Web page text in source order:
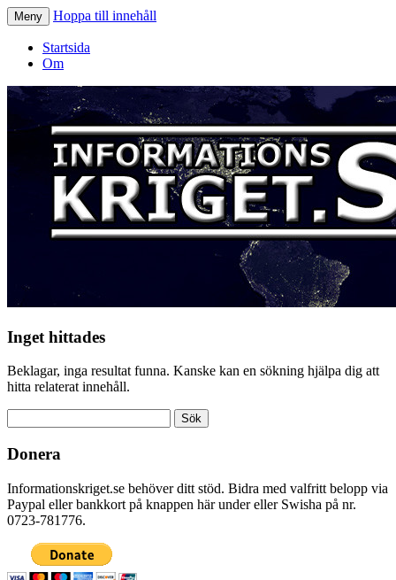
Informationskriget.se
Meny Hoppa till innehåll
Startsida
Om
Inget hittades
Beklagar, inga resultat funna. Kanske kan en sökning hjälpa dig att
hitta relaterat innehåll.
efter:
Donera
Informationskriget.se behöver ditt stöd. Bidra med valfritt belopp via
Paypal eller bankkort på knappen här under eller Swisha på nr.
0723-781776.